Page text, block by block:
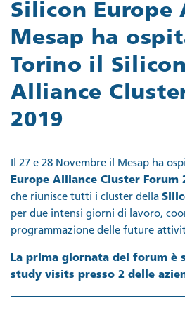
Silicon Europe
Mesap ha
Torino il
Alliance
2019
Il 27 e 28 Novembre il Mesap ha
Europe Alliance Cluster Forum
che riunisce tutti i cluster della
per due intensi giorni di lavoro,
programmazione delle future
La prima giornata del forum è
study visits presso 2 delle